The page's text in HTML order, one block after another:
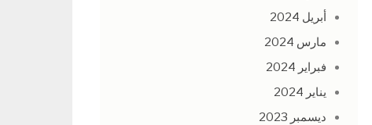
أبريل 2024
مارس 2024
فبراير 2024
يناير 2024
ديسمبر 2023